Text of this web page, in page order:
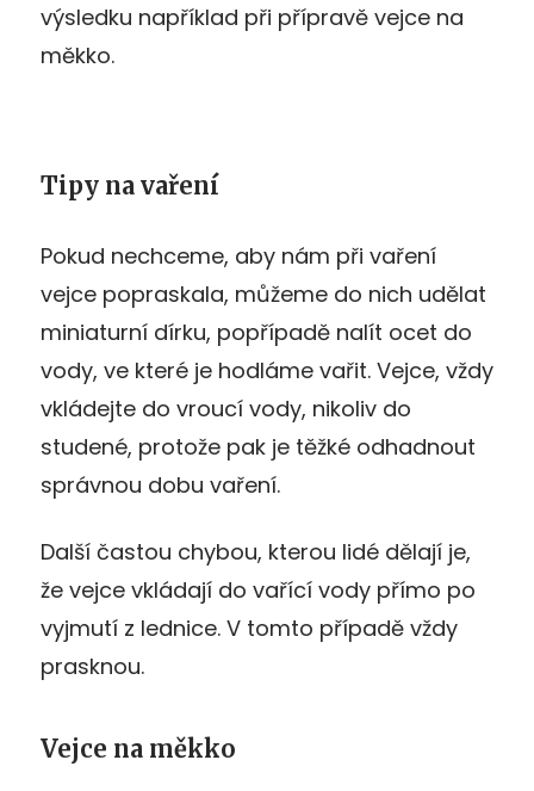
výsledku například při přípravě vejce na
měkko.
Tipy na vaření
Pokud nechceme, aby nám při vaření
vejce popraskala, můžeme do nich udělat
miniaturní dírku, popřípadě nalít ocet do
vody, ve které je hodláme vařit. Vejce, vždy
vkládejte do vroucí vody, nikoliv do
studené, protože pak je těžké odhadnout
správnou dobu vaření.
Další častou chybou, kterou lidé dělají je,
že vejce vkládají do vařící vody přímo po
vyjmutí z lednice. V tomto případě vždy
prasknou.
Vejce na měkko